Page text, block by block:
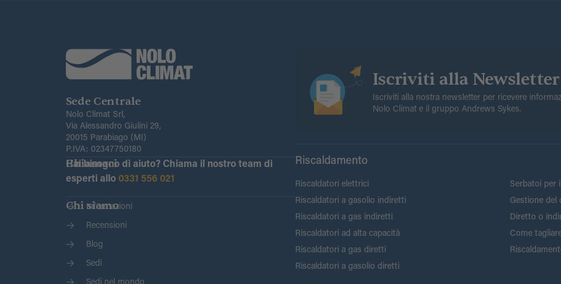
Sede Centrale
Nolo Climat Srl,
Via Alessandro Giulini 29,
20015 Parabiago (MI)
P.IVA: 02347750180
Chiamaci
Hai bisogno di aiuto?Chiama il nostro team di
esperti allo 0331 556 021
Chi siamo
Informazioni
Recensioni
Blog
Sedi
Iscriviti alla Newsletter
Iscriviti alla nostra newsletter per ricevere
Nolo Climat e il gruppo Andrews Sykes.
Riscaldamento
Riscaldatori elettrici
Riscaldatori a gasolio indiretti
Riscaldatori a gas indiretti
Riscaldatori ad alta capacità
Riscaldatori a gas diretti
Riscaldatori a gasolio diretti
Serbatoi per
Gestione del
Diretto o
Come